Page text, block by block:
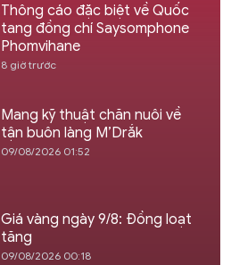
Thông cáo đặc biệt về Quốc
tang đồng chí Saysomphone
Phomvihane
8 giờ trước
Mang kỹ thuật chăn nuôi về
tận buôn làng M’Drắk
09/08/2026 01:52
Giá vàng ngày 9/8: Đồng loạt
tăng
09/08/2026 00:18